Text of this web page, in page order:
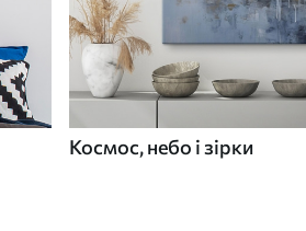
Космос, небо і зірки